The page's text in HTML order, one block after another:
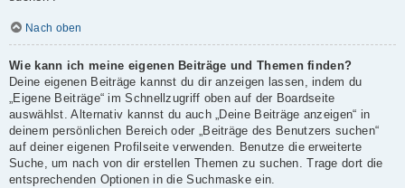
Nach oben
Wie kann ich meine eigenen Beiträge und Themen finden?
Deine eigenen Beiträge kannst du dir anzeigen lassen, indem du
„Eigene Beiträge“ im Schnellzugriff oben auf der Boardseite
auswählst. Alternativ kannst du auch „Deine Beiträge anzeigen“ in
deinem persönlichen Bereich oder „Beiträge des Benutzers suchen“
auf deiner eigenen Profilseite verwenden. Benutze die erweiterte
Suche, um nach von dir erstellen Themen zu suchen. Trage dort die
entsprechenden Optionen in die Suchmaske ein.